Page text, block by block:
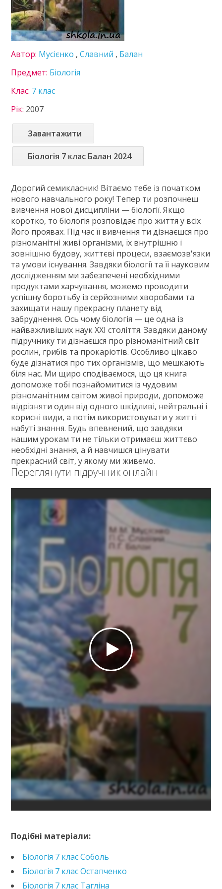
Інформатика
Іспанська мова
Історія України
Математика
Мистецтво
Німецька мова
Технології
Українська мова
Фізика
Французька мова
Хімія
9 клас
10 клас
11 клас
ГДЗ
Статті
Зв'язок
Політика
Автор: Мусієнко ,Славний , Балан
Предмет: Біологія
Клас: 7 клас
Рік: 2007
Завантажити
Біологія 7 клас Балан 2024
Дорогий семикласник! Вітаємо тебе із початком
нового навчального року! Тепер ти розпочнеш
вивчення нової дисципліни — біології. Якщо
коротко, то біологія розповідає про життя у всіх
його проявах. Під час її вивчення ти дізнаєшся про
різноманітні живі організми, їх внутрішню і
зовнішню будову, життєві процеси, взаємозв'язки
та умови існування. Завдяки біології та її науковим
дослідженням ми забезпечені необхідними
продуктами харчування, можемо проводити
успішну боротьбу із серйозними хворобами та
захищати нашу прекрасну планету від
забруднення. Ось чому біологія — це одна із
найважливіших наук ХХІ століття. Завдяки даному
підручнику ти дізнаєшся про різноманітний світ
рослин, грибів та прокаріотів. Особливо цікаво
буде дізнатися про тих організмів, що мешкають
біля нас. Ми щиро сподіваємося, що ця книга
допоможе тобі познайомитися із чудовим
різноманітним світом живої природи, допоможе
відрізняти один від одного шкідливі, нейтральні і
корисні види, а потім використовувати у житті
набуті знання. Будь впевнений, що завдяки
нашим урокам ти не тільки отримаєш життєво
необхідні знання, а й навчишся цінувати
прекрасний світ, у якому ми живемо.
Переглянути підручник онлайн
Подібні матеріали:
Біологія 7 клас Соболь
Біологія 7 клас Остапченко
Біологія 7 клас Тагліна